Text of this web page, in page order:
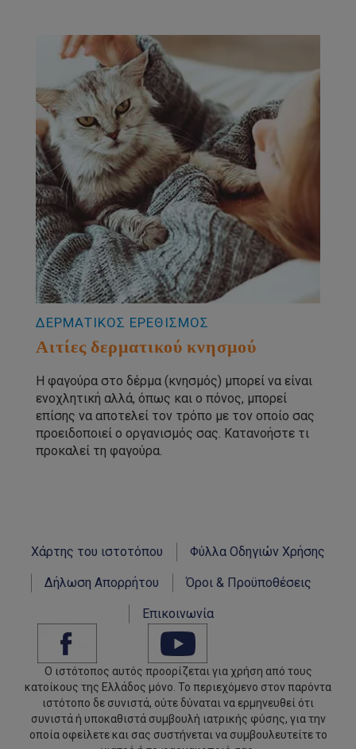
ΔΕΡΜΑΤΙΚΟΣ ΕΡΕΘΙΣΜΟΣ
Αιτίες δερματικού κνησμού
Η φαγούρα στο δέρμα (κνησμός) μπορεί να είναι
ενοχλητική αλλά, όπως και ο πόνος, μπορεί
επίσης να αποτελεί τον τρόπο με τον οποίο σας
προειδοποιεί ο οργανισμός σας. Κατανοήστε τι
προκαλεί τη φαγούρα.
Χάρτης του ιστοτόπου Φύλλα Οδηγιών Χρήσης
Δήλωση Απορρήτου Όροι & Προϋποθέσεις
Επικοινωνία
Ο ιστότοπος αυτός προορίζεται για χρήση από τους
κατοίκους της Eλλάδος μόνο. Το περιεχόμενο στον παρόντα
ιστότοπο δε συνιστά, ούτε δύναται να ερμηνευθεί ότι
συνιστά ή υποκαθιστά συμβουλή ιατρικής φύσης, για την
οποία οφείλετε και σας συστήνεται να συμβουλευτείτε το